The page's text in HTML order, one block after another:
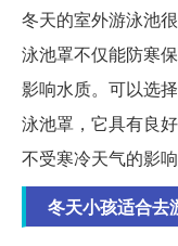
冬天的室外游泳池
泳池罩不仅能防寒
影响水质。可以选
泳池罩，它具有良
不受寒冷天气的影响
冬天小孩适合去